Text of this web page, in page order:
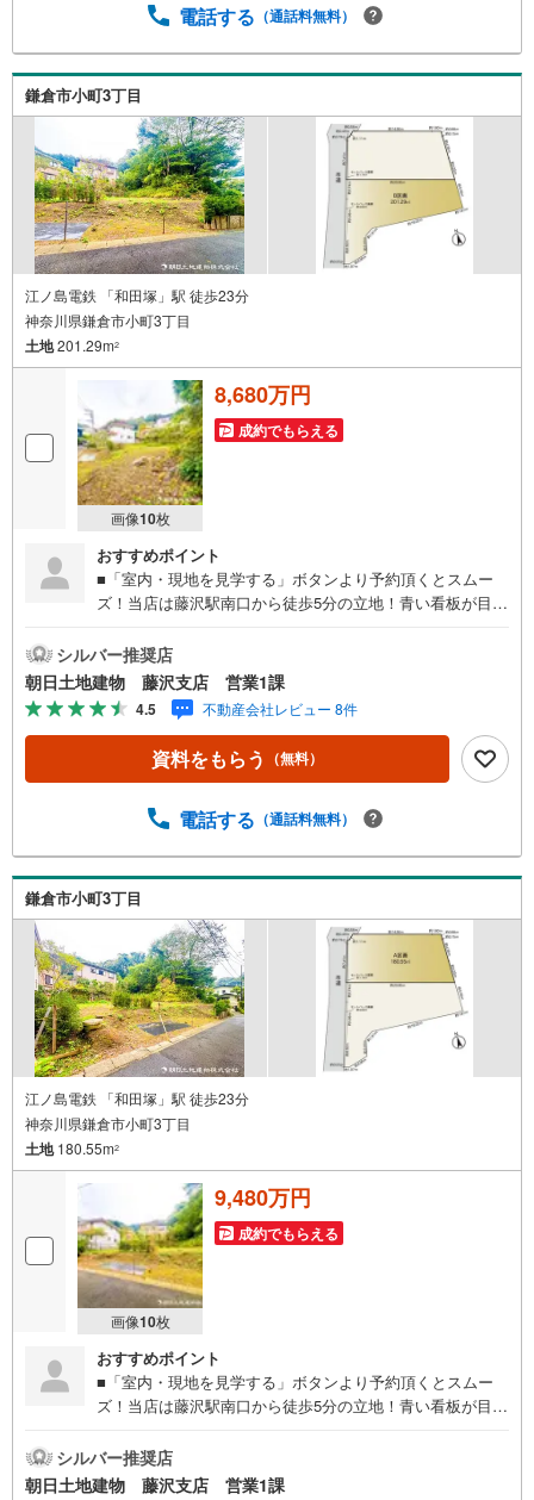
気や暮らし方、コミュニティの魅力まで、リアルな情報を
します。「週末だけでも海のそばで過ごしたい」「将来的
に移住を考えている」「理想の住まいを見つけたい」-- そ
んな思いをお持ちの方は、ぜひ私たちにご相談ください。
逗子・葉山の魅力を知り尽くしたプロとして、皆さまの新
しい暮らしの第一歩を全力でサポートいたします。どうぞ
お気軽にお問い合わせください。
電話する （通話料無料）
鎌倉市小町3丁目
江ノ島電鉄 「和田塚」駅 徒歩23分
神奈川県鎌倉市小町3丁目
土地201.29m2
画像10枚
8,680万円
成約でもらえる
おすすめポイント
■「室内・現地を見学する」ボタンより予約頂くとスムー
ズ！当店は藤沢駅南口から徒歩5分の立地！青い看板が目印
ナーなど、お子様にも退屈せずにお過ごし頂けます。■ テ
レワークで作業効率のUP化オウチ時間で人生を豊かにする
ためにONとOFFを切り替えて、家族との時間も増えて幸せ
マイホームを！■ 住宅ローンのご相談承ります。■住まい選
びはフィーリングも大切です。現地の空気や雰囲気を感じ
てみましょう。営業スタッフまでお問合せくださいませ。■
ですが住まい選びはフィーリングも大切です。現地の空気
ですお客様のこだわりを聞かせてください！■ ご来店時に
はお車の無料提携駐車場ございます。詳しくは営業スタッ
フまでお問合せくださいませ！■周辺の教育施設やスーパ
ー、ドラックストア等の情報、災害情報等がわかる「物件
レポート」お渡します■他の物件と併せてご案内もOK-ご自
宅や指定場所から無料送迎もOK-当日見学もOKです!!
シルバー推奨店
朝日土地建物 藤沢支店 営業1課
4.5 不動産会社レビュー 8件
資料をもらう （無料）
電話する （通話料無料）
鎌倉市小町3丁目
江ノ島電鉄 「和田塚」駅 徒歩23分
神奈川県鎌倉市小町3丁目
土地180.55m2
画像10枚
9,480万円
成約でもらえる
おすすめポイント
■「室内・現地を見学する」ボタンより予約頂くとスムー
ズ！当店は藤沢駅南口から徒歩5分の立地！青い看板が目印
ナーなど、お子様にも退屈せずにお過ごし頂けます。■ テ
レワークで作業効率のUP化オウチ時間で人生を豊かにする
シルバー推奨店
朝日土地建物 藤沢支店 営業1課